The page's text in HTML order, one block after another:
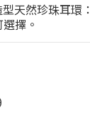
天然珍珠耳環：
擇。